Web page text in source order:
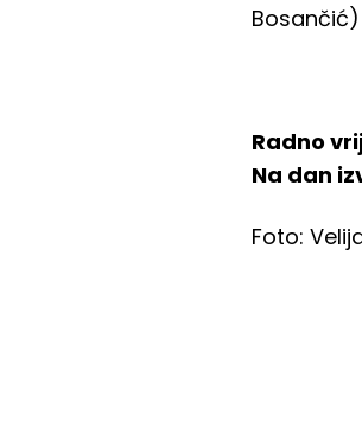
Bosančić)
Radno
Na dan
Foto: